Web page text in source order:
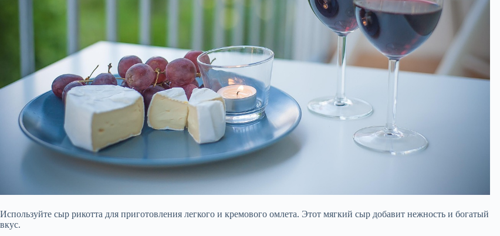
Используйте сыр рикотта для приготовления легкого и кремового омлета. Этот мягкий сыр добавит нежность и богатый
вкус.